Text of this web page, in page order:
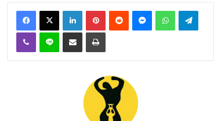
FacebookX Linkedin PinterestReddit MessengerWhatsAppTelegram
Viber Ligne Partager par email Imprimer